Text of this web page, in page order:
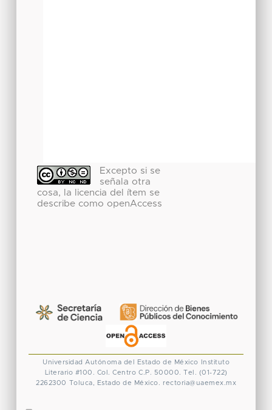
Excepto si se
señala otra
cosa, la licencia del ítem se
describe como openAccess
Universidad Autónoma del Estado de México
Instituto
Literario #100. Col. Centro C.P. 50000. Tel. (01-722)
2262300
Toluca, Estado de México. rectoria@uaemex.mx